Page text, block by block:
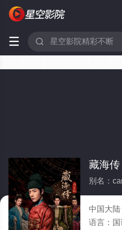
 
藏海
别名：
中国大陆
语言：